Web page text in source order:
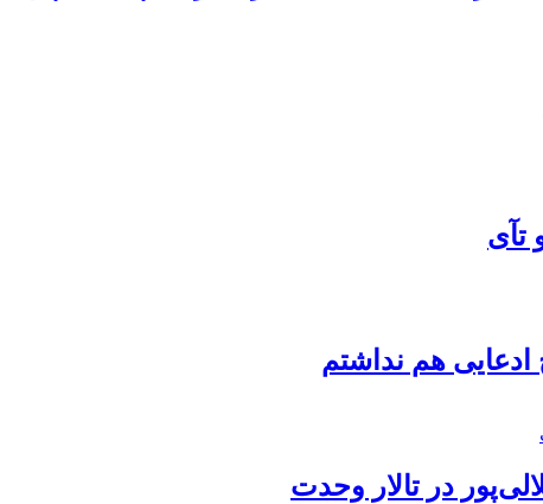
تآی
هم نداشتم
در تالار وحدت